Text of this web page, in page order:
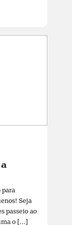
Seja
passeio ao
o [...]